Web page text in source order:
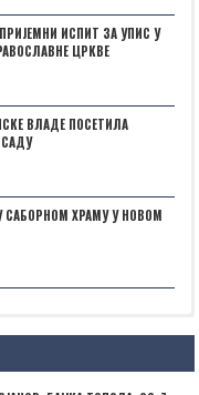
ИСПИТ ЗА УПИС У
ЦРКВЕ
ВЛАДЕ ПОСЕТИЛА
САБОРНОМ ХРАМУ У НОВОМ